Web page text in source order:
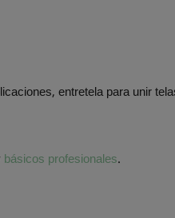
entretela para unir
básicos profesionales.